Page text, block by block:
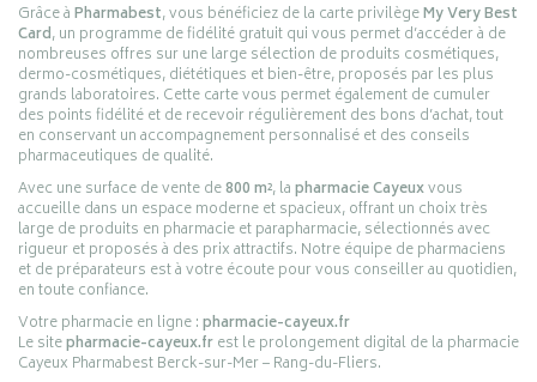
Grâce àPharmabest, vous bénéficiez de la carte privilègeMy Very Best
Card, un programme de fidélité gratuit qui vous permet d’accéder à de
nombreuses offres sur une large sélection de produits cosmétiques,
dermo-cosmétiques, diététiques et bien-être, proposés par les plus
grands laboratoires. Cette carte vous permet également de cumuler
des points fidélité et de recevoir régulièrement des bons d’achat, tout
en conservant un accompagnement personnalisé et des conseils
pharmaceutiques de qualité.
Avec une surface de vente de800 m², lapharmacie Cayeuxvous
accueille dans un espace moderne et spacieux, offrant un choix très
large de produits en pharmacie et parapharmacie, sélectionnés avec
rigueur et proposés à des prix attractifs. Notre équipe de pharmaciens
et de préparateurs est à votre écoute pour vous conseiller au quotidien,
en toute confiance.
Votre pharmacie en ligne :pharmacie-cayeux.fr
Le sitepharmacie-cayeux.frest le prolongement digital de la pharmacie
Cayeux Pharmabest Berck-sur-Mer – Rang-du-Fliers.